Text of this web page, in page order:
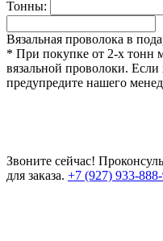
Тонны:
Вязальная проволока в
* При покупке от 2-х тонн
вязальной проволоки. Если
предупредите нашего
Звоните сейчас!
для заказа. +7 (927) 933-